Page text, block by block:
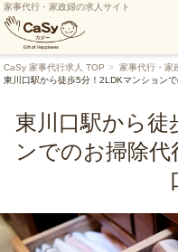
家事代行・家政婦の求人サイト
CaSy 家事代行求人 TOP 家事代行・家
東川口駅から徒歩5分！2LDKマンション
東川口駅から徒
ンでのお掃除代